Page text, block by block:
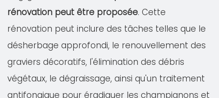
rénovation peut être proposée. Cette
rénovation peut inclure des tâches telles que le
désherbage approfondi, le renouvellement des
graviers décoratifs, l'élimination des débris
végétaux, le dégraissage, ainsi qu'un traitement
antifongique pour éradiquer les champignons et